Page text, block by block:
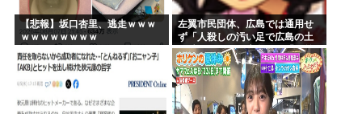
【悲報】坂口杏里、逃走ｗｗｗ
ｗｗｗｗｗｗｗｗ
左翼市民団体、広島では通用せ
ず「人殺しの汚い足で広島の土
を踏むな！」→広島県民「お前
らの方が汚いんじゃ！」「ワシ
らが広島県民じゃ」